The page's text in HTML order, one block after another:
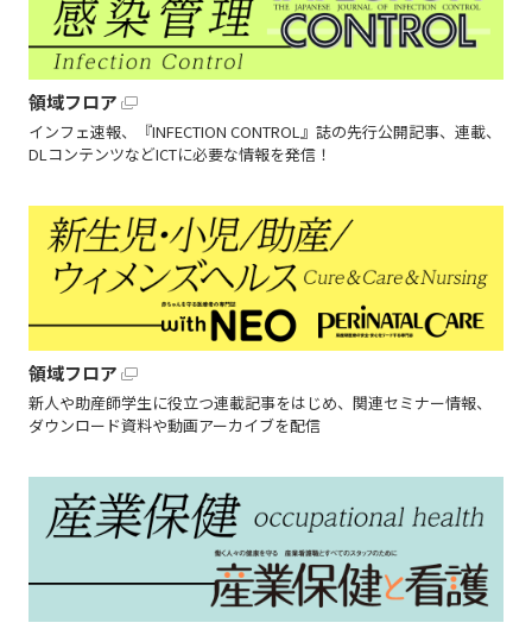
領域フロア
インフェ速報、『INFECTION CONTROL』誌の先行公開記事、連載、
DLコンテンツなどICTに必要な情報を発信！
領域フロア
新人や助産師学生に役立つ連載記事をはじめ、関連セミナー情報、
ダウンロード資料や動画アーカイブを配信